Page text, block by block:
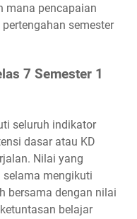
mana pencapaian
semester
7 Semester 1
seluruh indikator
dasar atau KD
Nilai yang
mengikuti
bersama dengan nilai
belajar